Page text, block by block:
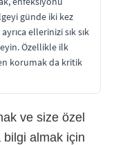
günde iki kez
ellerinizi sık sık
Özellikle ilk
korumak da kritik
ve size özel
bilgi almak için